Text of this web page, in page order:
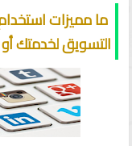
ما مميزات
التسويق لخدمتك